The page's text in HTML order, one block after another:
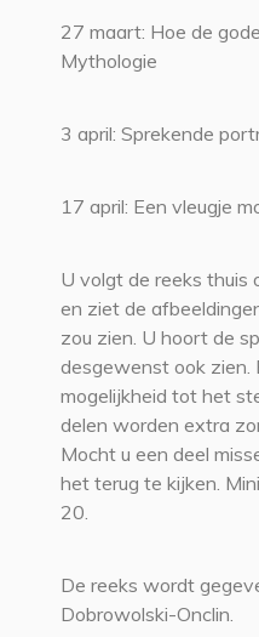
27 maart: Hoe de
Mythologie
3 april: Sprekende
17 april: Een vleugje
U volgt de reeks thuis
en ziet de
zou zien. U hoort de
desgewenst ook zien.
mogelijkheid tot het
delen worden extra
Mocht u een deel
het terug te kijken.
20.
De reeks wordt
Dobrowolski-Onclin.